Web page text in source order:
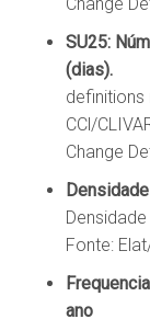
SU25:
(dias).
CCl/
Change
Fonte:
ano